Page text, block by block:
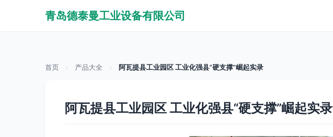
青岛德泰曼工业设备有限公司
首页 产品大全 阿瓦提县工业园区 工业化强县“硬支撑”崛起实录
阿瓦提县工业园区 工业化强县“硬支撑”崛起实录